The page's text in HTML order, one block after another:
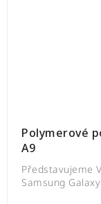
Polymerové
A9
Představujeme
Samsung